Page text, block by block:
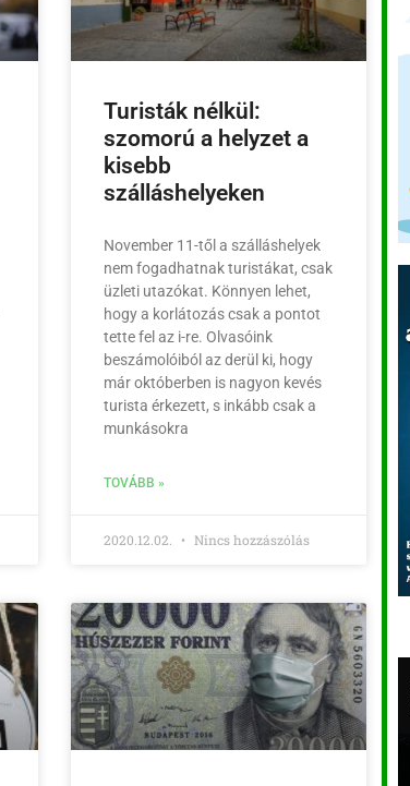
Turisták nélkül:
szomorú a helyzet a
kisebb
szálláshelyeken
November 11-től a szálláshelyek
nem fogadhatnak turistákat, csak
üzleti utazókat. Könnyen lehet,
hogy a korlátozás csak a pontot
tette fel az i-re. Olvasóink
beszámolóiból az derül ki, hogy
már októberben is nagyon kevés
turista érkezett, s inkább csak a
munkásokra
TOVÁBB »
2020.12.02. Nincs hozzászólás